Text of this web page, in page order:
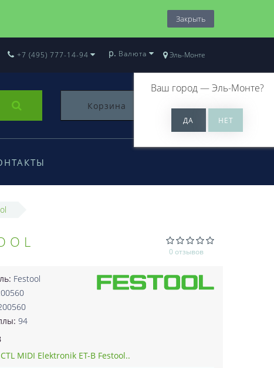
Закрыть
Эль-Монте
Ваш город —Эль-Монте?
+7 (495) 777-14-94 р. Валюта
Корзина 0
0 отзывов
Festool
94
MIDI Elektronik ET-B Festool..